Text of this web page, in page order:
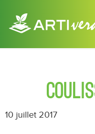
10 juillet 2017